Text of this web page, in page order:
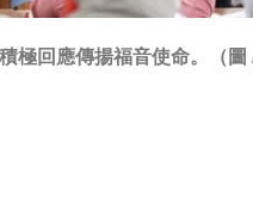
極回應傳揚福音使命。（圖